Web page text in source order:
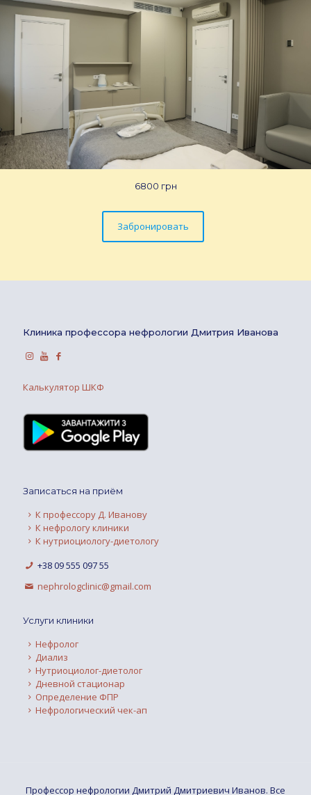
6800 грн
Забронировать
Клиника профессора нефрологии Дмитрия Иванова
Калькулятор ШКФ
Записаться на приём
К профессору Д. Иванову
К нефрологу клиники
К нутриоциологу-диетологу
+38 09 555 097 55
nephrologclinic@gmail.com
Услуги клиники
Нефролог
Диализ
Нутриоциолог-диетолог
Дневной стационар
Определение ФПР
Нефрологический чек-ап
Профессор нефрологии Дмитрий Дмитриевич Иванов. Все